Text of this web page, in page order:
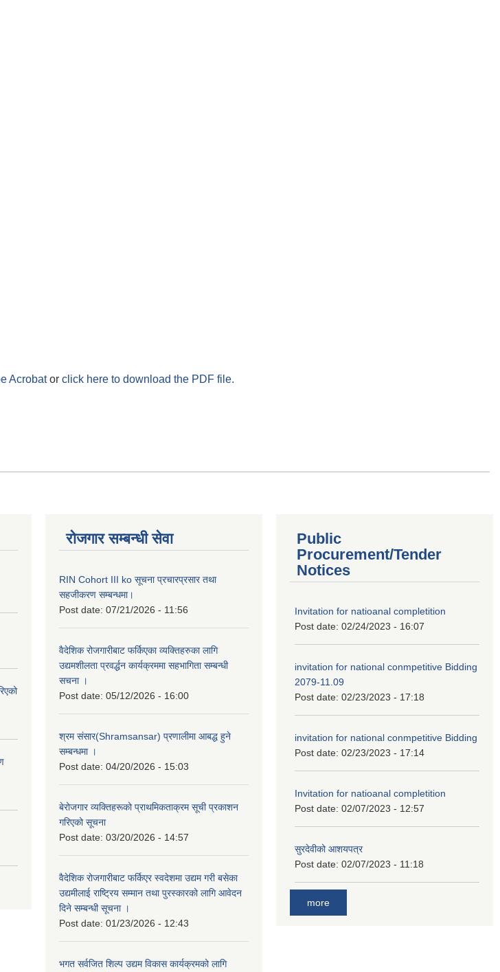
Acrobator click here to download the PDF file.
रोजगार सम्बन्धी सेवा
RIN Cohort III ko सूचना प्रचारप्रसार तथा
सहजीकरण सम्बन्धमा।
Post date: 07/21/2026 - 11:56
वैदेशिक रोजगारीबाट फर्किएका व्यक्तिहरुका लागि
उद्यमशीलता प्रवर्द्धन कार्यक्रममा सहभागिता सम्बन्धी
सचना ।
Post date: 05/12/2026 - 16:00
श्रम संसार(Shramsansar) प्रणालीमा आबद्ध हुने
सम्बन्धमा ।
Post date: 04/20/2026 - 15:03
बेरोजगार व्यक्तिहरूको प्राथमिकताक्रम सूची प्रकाशन
गरिएको सूचना
Post date: 03/20/2026 - 14:57
वैदेशिक रोजगारीबाट फर्किएर स्वदेशमा उद्यम गरी बसेका
उद्यमीलाई राष्ट्रिय सम्मान तथा पुरस्कारको लागि आवेदन
दिने सम्बन्धी सूचना ।
Post date: 01/23/2026 - 12:43
भगत सर्वजित शिल्प उद्यम विकास कार्यक्रमको लागि
Public
Procurement/Tender
Notices
Invitation for natioanal completition
Post date: 02/24/2023 - 16:07
invitation for national conmpetitive Bidding
2079-11.09
Post date: 02/23/2023 - 17:18
invitation for national conmpetitive Bidding
Post date: 02/23/2023 - 17:14
Invitation for natioanal completition
Post date: 02/07/2023 - 12:57
सुरदेवीको आशयपत्र
Post date: 02/07/2023 - 11:18
more